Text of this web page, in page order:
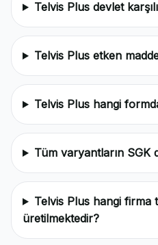
Telvis Plus devlet
Telvis Plus etken
Telvis Plus hangi
Tüm varyantların SGK
Telvis Plus hangi firma
üretilmektedir?